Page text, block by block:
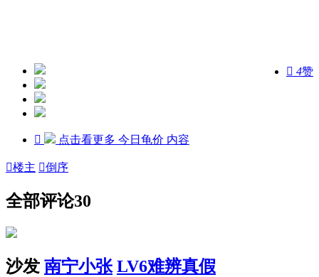
 4赞
 点击看更多 今日龟价 内容
楼主 倒序
全部评论30
沙发 南宁小张 LV6难辨真假